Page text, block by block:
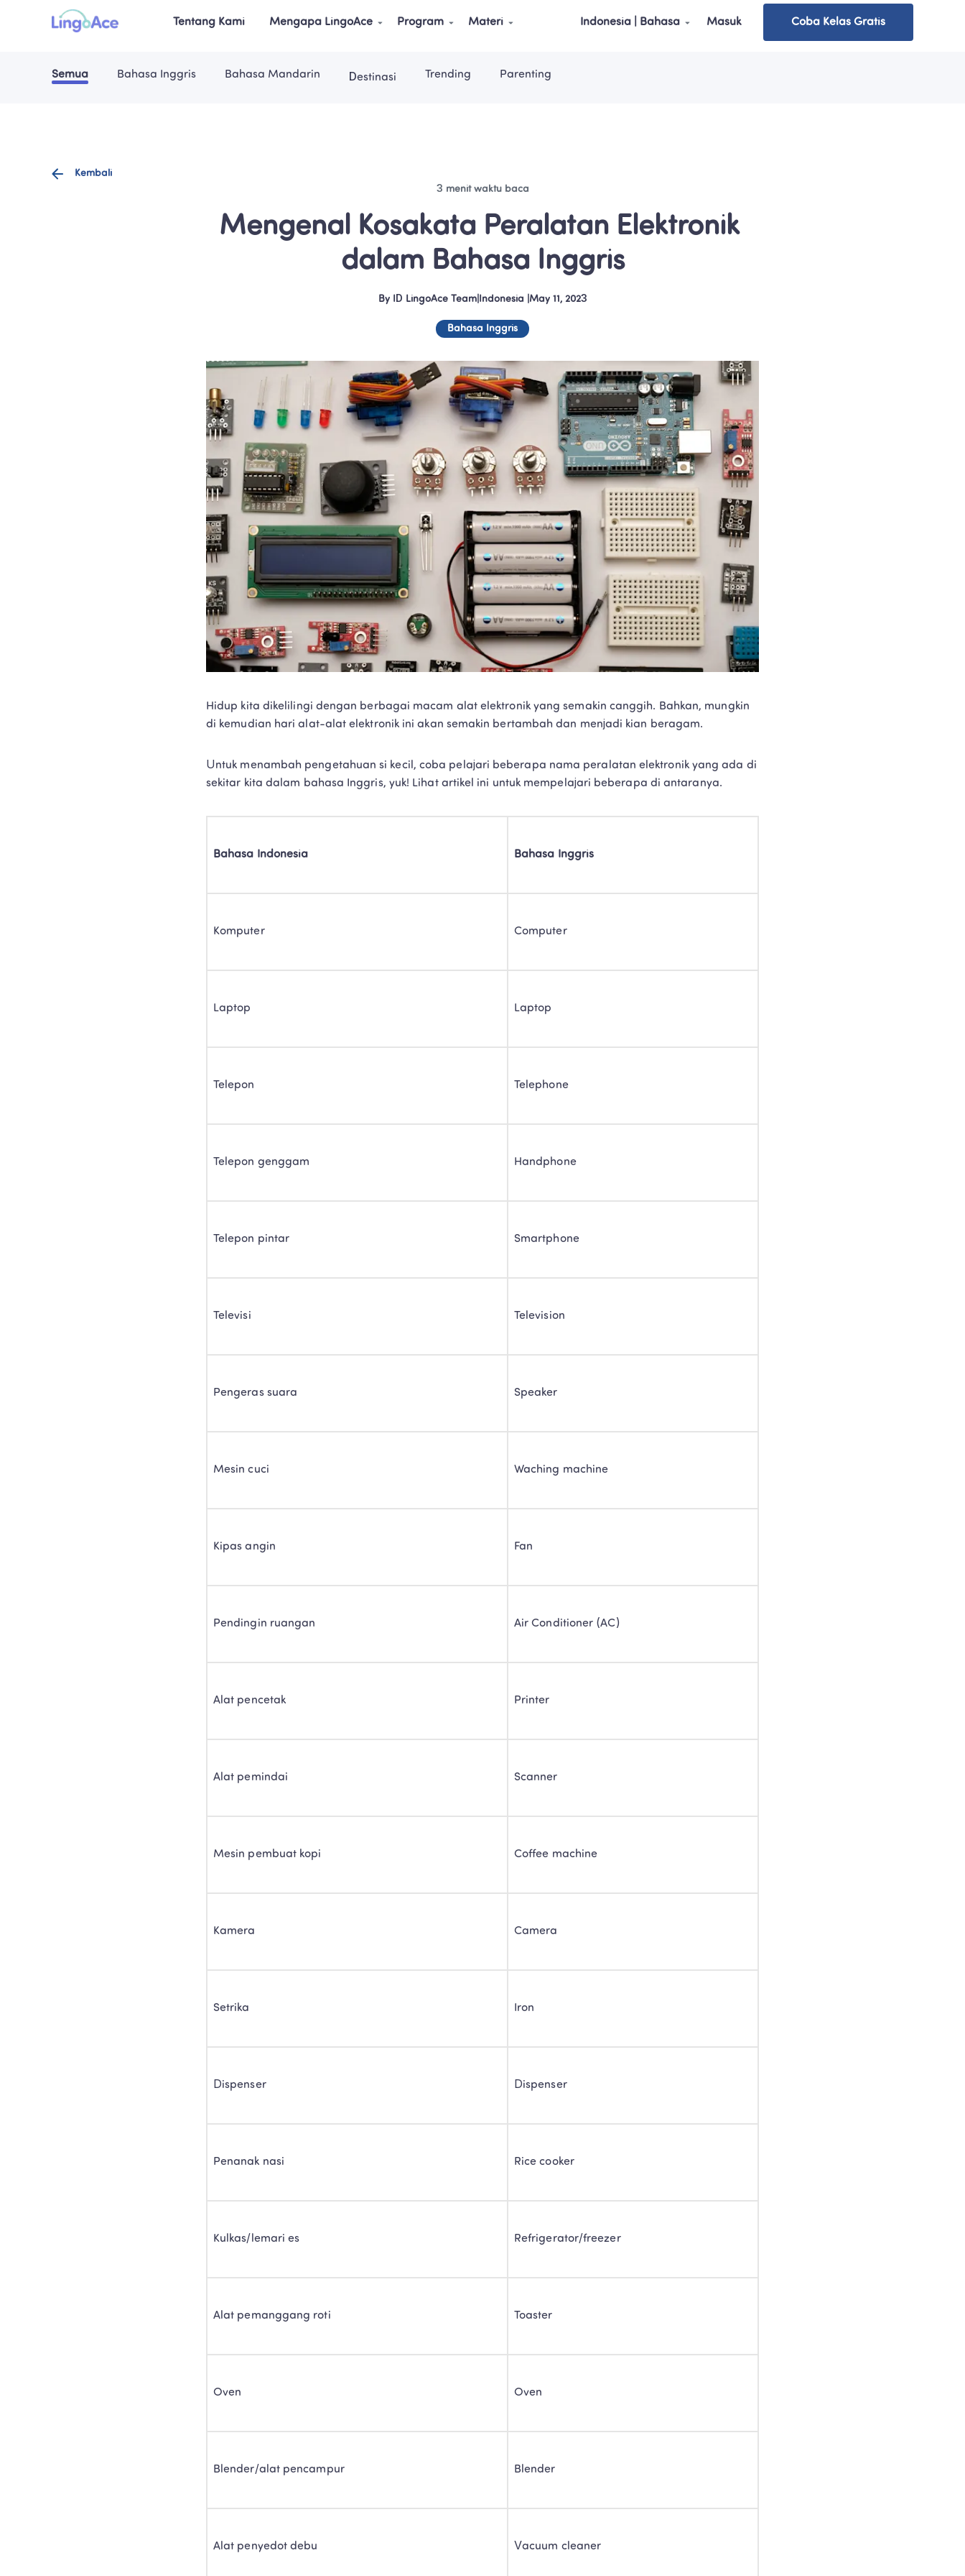
Tentang Kami Mengapa LingoAce Program Materi Indonesia | Bahasa Masuk Coba Kelas Gratis
Semua Bahasa Inggris Bahasa Mandarin Destinasi Trending Parenting
Kembali
3 menit waktu baca
Mengenal Kosakata Peralatan Elektronik
dalam Bahasa Inggris
By ID LingoAce Team| Indonesia May 11, 2023
Bahasa Inggris
Hidup kita dikelilingi dengan berbagai macam alat elektronik yang semakin canggih. Bahkan, mungkin
di kemudian hari alat-alat elektronik ini akan semakin bertambah dan menjadi kian beragam.
Untuk menambah pengetahuan si kecil, coba pelajari beberapa nama peralatan elektronik yang ada di
sekitar kita dalam bahasa Inggris, yuk! Lihat artikel ini untuk mempelajari beberapa di antaranya.
Bahasa Indonesia Bahasa Inggris
Komputer Computer
Laptop Laptop
Telepon Telephone
Telepon genggam Handphone
Telepon pintar Smartphone
Televisi Television
Pengeras suara Speaker
Mesin cuci Waching machine
Kipas angin Fan
Pendingin ruangan Air Conditioner (AC)
Alat pencetak Printer
Alat pemindai Scanner
Mesin pembuat kopi Coffee machine
Kamera Camera
Setrika Iron
Dispenser Dispenser
Penanak nasi Rice cooker
Kulkas/lemari es Refrigerator/freezer
Alat pemanggang roti Toaster
Oven Oven
Blender/alat pencampur Blender
Alat penyedot debu Vacuum cleaner